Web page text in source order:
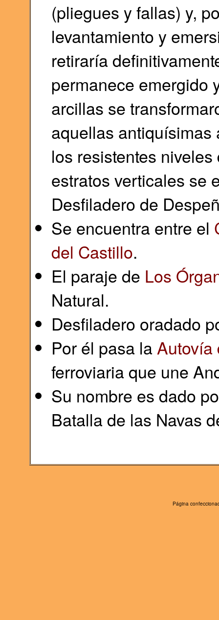
(pliegues y fallas) y,
levantamiento y
retiraría
permanece emergido
arcillas se
aquellas
los resistentes
estratos verticales se
Desfiladero de
Se encuentra entre el
del Castillo.
El paraje de Los
Natural.
Desfiladero oradado
Por él pasa laAutovía
ferroviaria que une
Su nombre es dado
Batalla de las Navas
Página